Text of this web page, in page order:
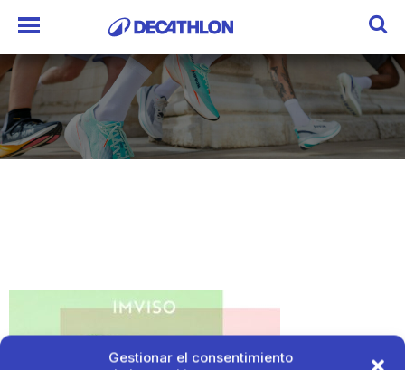
Gestionar el consentimiento